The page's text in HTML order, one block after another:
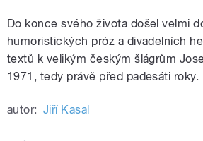
Do konce svého života došel velmi
humoristických próz a divadelních
textů k velikým českým šlágrům
1971, tedy právě před padesáti roky.
autor: Jiří Kasal